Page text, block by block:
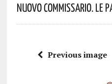
Nuovo Commissario. Le
Previous image